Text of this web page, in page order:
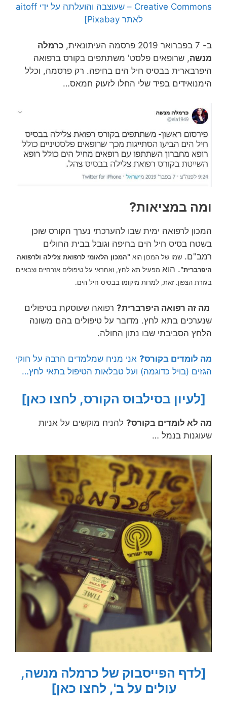
Creative Commons – שעוצבה והועלתה על ידי aitoff
לאתר Pixabay]
ב- 7 בפברואר 2019 פרסמה העיתונאית,
כרמלה
מנשה, שרופאים פלסט' משתתפים בקורס ברפואה
היפרבארית בבסיס חיל הים בחיפה. רק פרסמה, וכלל
הימנואידים בפיד שלי החלו לזעוק חמאס…
ומה במציאות?
המכון לרפואה ימית שבו להערכתי נערך הקורס שוכן
בשטח בסיס חיל הים בחיפה וגובל בבית החולים
רמב"ם. שמו של המכון הוא "המכון הלאומי לרפואת צלילה ולרפואה
היפרברית". הוא מפעיל תא לחץ, ואחראי על טיפולים אזרחיים וצבאיים
בגזרת הצפון. זאת, למרות מיקומו בבסיס חיל הים.
מה זה רפואה היפרברית? רפואה שעוסקת בטיפולים
שנערכים בתא לחץ. מדובר על טיפולים בהם משונה
הלחץ הסביבתי שבו נתון החולה.
מה לומדים בקורס? אני מניח שמלמדים הרבה על חוקי
הגזים (בויל כדוגמה) ועל טבלאות הטיפול בתאי לחץ…
[לעיון בסילבוס הקורס, לחצו כאן]
מה לא לומדים בקורס? להניח מוקשים על אניות
שעוגנות בנמל …
[לדף הפייסבוק של כרמלה מנשה,
עולים על ב', לחצו כאן]